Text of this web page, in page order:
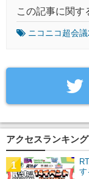
この記事に関す
ニコニコ超会
アクセスランキング
す
1